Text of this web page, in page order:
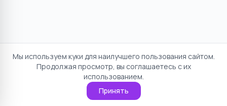
Мы используем куки для наилучшего пользования сайтом.
Продолжая просмотр, вы соглашаетесь с их
использованием.
Принять